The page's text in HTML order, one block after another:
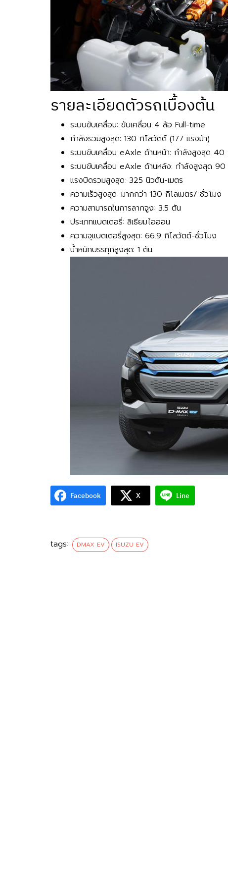
รายละเอียดตัวรถเบื้องต้น
ระบบขับเคลื่อน: ขับเคลื่อน 4 ล้อ Full-time
กำลังรวมสูงสุด: 130 กิโลวัตต์ (177 แรงม้า)
ระบบขับเคลื่อน eAxle ด้านหน้า: กำลังสูงสุด
ระบบขับเคลื่อน eAxle ด้านหลัง: กำลังสูงสุด
แรงบิดรวมสูงสุด: 325 นิวตัน-เมตร
ความเร็วสูงสุด: มากกว่า 130 กิโลเมตร/ ชั่วโมง
ความสามารถในการลากจูง: 3.5 ตัน
ประเภทแบตเตอรี่: ลิเธียมไอออน
ความจุแบตเตอรี่สูงสุด: 66.9 กิโลวัตต์-ชั่วโมง
น้ำหนักบรรทุกสูงสุด: 1 ตัน
Facebook X Line
tags: DMAX EV ISUZU EV